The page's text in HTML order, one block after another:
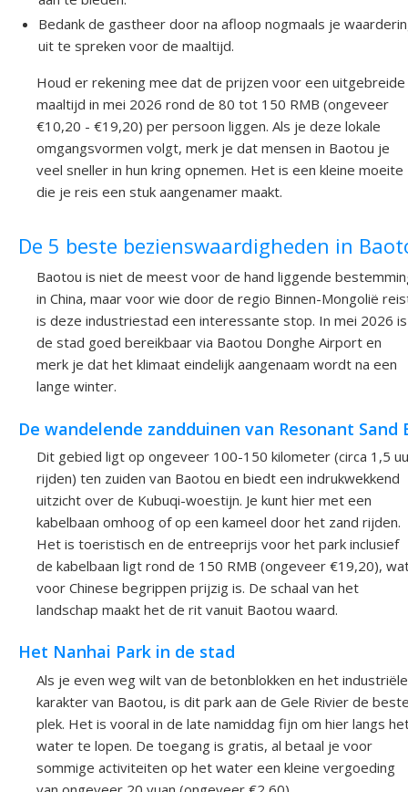
Bedank de gastheer door na afloop nogmaals je
uit te spreken voor de maaltijd.
Houd er rekening mee dat de prijzen voor een uitgebreide
maaltijd in mei 2026 rond de 80 tot 150 RMB (ongeveer
€10,20 - €19,20) per persoon liggen. Als je deze lokale
omgangsvormen volgt, merk je dat mensen in Baotou je
veel sneller in hun kring opnemen. Het is een kleine moeite
die je reis een stuk aangenamer maakt.
De 5 beste bezienswaardigheden in
Baotou is niet de meest voor de hand liggende
in China, maar voor wie door de regio Binnen-Mongolië
is deze industriestad een interessante stop. In mei 2026 is
de stad goed bereikbaar via Baotou Donghe Airport en
merk je dat het klimaat eindelijk aangenaam wordt na een
lange winter.
De wandelende zandduinen van Resonant Sand
Dit gebied ligt op ongeveer 100-150 kilometer (circa 1,5
rijden) ten zuiden van Baotou en biedt een indrukwekkend
uitzicht over de Kubuqi-woestijn. Je kunt hier met een
kabelbaan omhoog of op een kameel door het zand rijden.
Het is toeristisch en de entreeprijs voor het park inclusief
de kabelbaan ligt rond de 150 RMB (ongeveer €19,20),
voor Chinese begrippen prijzig is. De schaal van het
landschap maakt het de rit vanuit Baotou waard.
Het Nanhai Park in de stad
Als je even weg wilt van de betonblokken en het industriële
karakter van Baotou, is dit park aan de Gele Rivier de
plek. Het is vooral in de late namiddag fijn om hier langs
water te lopen. De toegang is gratis, al betaal je voor
sommige activiteiten op het water een kleine vergoeding